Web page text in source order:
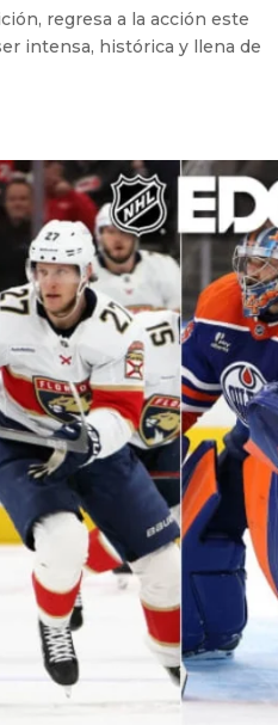
regresa a la acción este
intensa, histórica y llena de